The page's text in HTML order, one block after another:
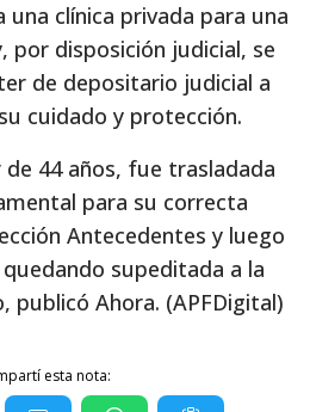
clínica privada para una
por disposición judicial, se
de depositario judicial a
cuidado y protección.
44 años, fue trasladada
para su correcta
Antecedentes y luego
supeditada a la
publicó Ahora. (APFDigital)
esta nota: